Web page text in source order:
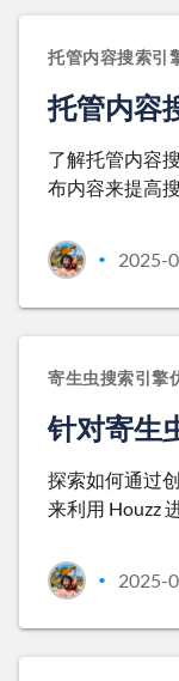
托管内容搜索引
托管内容
了解托管内容
布内容来提高
• 2025-
寄生虫搜索引擎
针对寄生
探索如何通过
来利用 Houzz
• 2025-